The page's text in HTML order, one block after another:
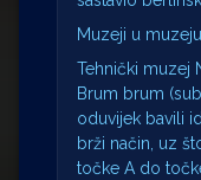
Muzeji u
Tehnički muzej
Brum brum
oduvijek bavili
brži način, uz
točke A do